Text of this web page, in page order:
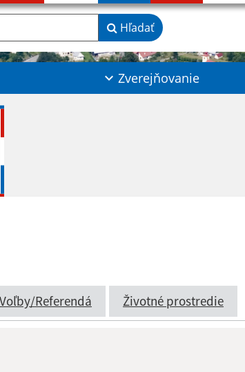
Hľadať
Zverejňovanie
Voľby/Referendá Životné prostredie